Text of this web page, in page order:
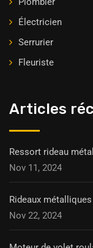
Électricien
Serrurier
Fleuriste
Articles
Ressort rideau
Nov 11, 2024
Rideaux
Nov 22, 2024